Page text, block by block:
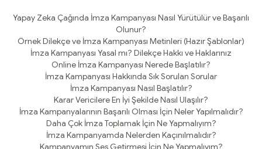
Yapay Zeka Çağında İmza Kampanyası Nasıl Yürütülür ve Başarılı
Olunur?
Örnek Dilekçe ve İmza Kampanyası Metinleri (Hazır Şablonlar)
İmza Kampanyası Yasal mı? Dilekçe Hakkı ve Haklarınız
Online İmza Kampanyası Nerede Başlatılır?
İmza Kampanyası Hakkında Sık Sorulan Sorular
İmza Kampanyası Nasıl Başlatılır?
Karar Vericilere En İyi Şekilde Nasıl Ulaşılır?
İmza Kampanyalarının Başarılı Olması İçin Neler Yapılmalıdır?
Daha Çok İmza Toplamak İçin Ne Yapmalıyım?
İmza Kampanyamda Nelerden Kaçınılmalıdır?
Kampanyamın Ses Getirmesi İçin Ne Yapmalıyım?